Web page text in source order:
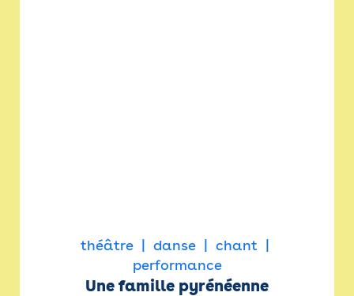
théâtre danse
chant
performance
Une famille pyrénéenne